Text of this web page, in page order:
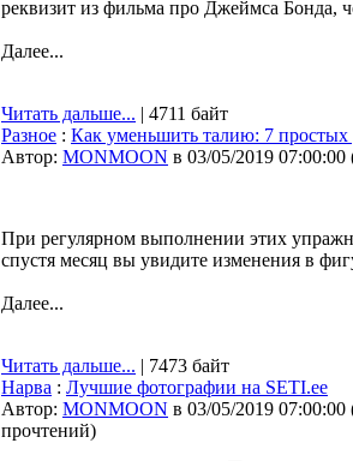
реквизит из фильма про Джеймса Бонда,
Далее...
Читать дальше... | 4711 байт
Разное : Как уменьшить талию: 7
Автор: MONMOON в 03/05/2019 07:00:00
При регулярном выполнении этих
спустя месяц вы увидите изменения в
Далее...
Читать дальше... | 7473 байт
Нарва : Лучшие фотографии на SETI.ee
Автор: MONMOON в 03/05/2019 07:00:00
прочтений)